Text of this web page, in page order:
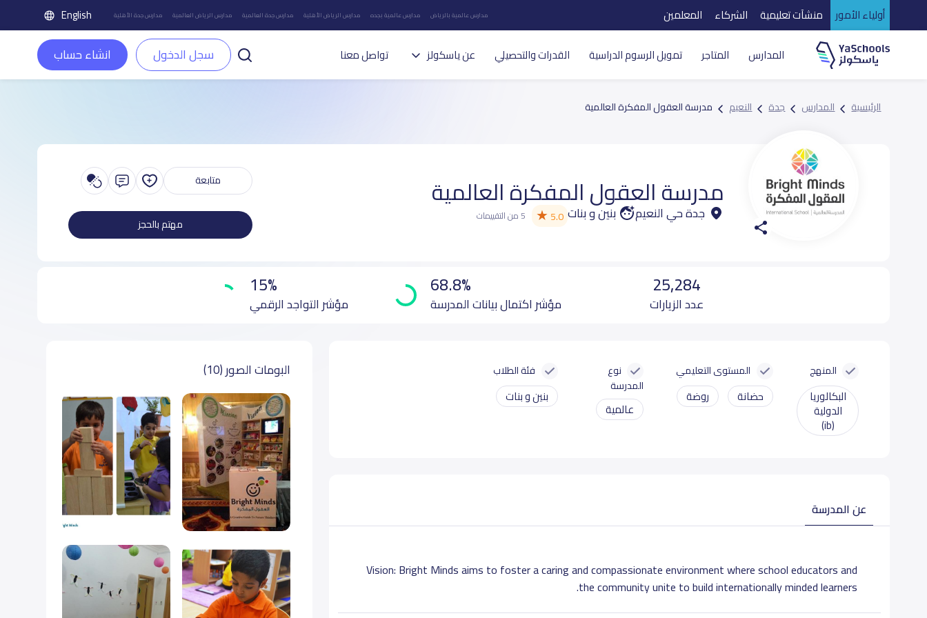
أولياء الأمور منشآت تعليمية الشركاء المعلمين مدارس عالمية بالرياض مدارس عالمية بجده مدارس الرياض الأهلية مدارس جدة العالمية مدارس الرياض العالمية مدارس جدة الأهلية English
المدارس المتاجر تمويل الرسوم الدراسية القدرات والتحصيلي عن ياسكولز تواصل معنا سجل الدخول انشاء حساب
الرئيسية المدارس جدة النعيم مدرسة العقول المفكرة العالمية
مدرسة العقول المفكرة العالمية
جدة حي النعيم بنين و بنات 5.0
★ 5 من التقييمات
متابعة
مهتم بالحجز
25,284
عدد الزيارات
68.8%
مؤشر اكتمال بيانات المدرسة
15%
مؤشر التواجد الرقمي
المنهج
البكالوريا
الدولية
(ib)
المستوى التعليمي
حضانة روضة
نوع
المدرسة
عالمية
فئة الطلاب
بنين و بنات
عن المدرسة
Vision: Bright Minds aims to foster a caring and compassionate environment where school educators and
the community unite to build internationally minded learners.
البومات الصور (10)